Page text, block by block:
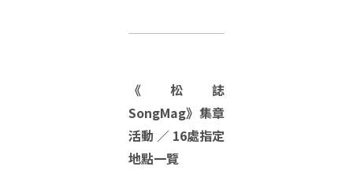
《松誌
SongMag》集章
活動 ／ 16處指定
地點一覽